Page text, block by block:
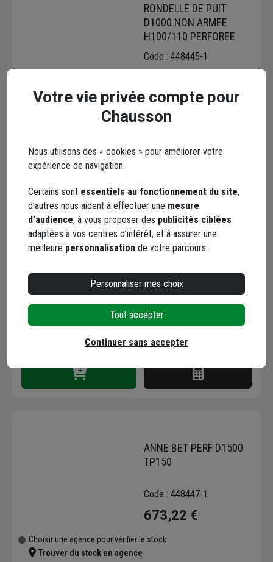
RONDELLE DE PUIT
D1000 NON ARMEE
H100/110 PERFOREE
Code : 448445-1
Choisir une agence pour vérifier le stock
Trouver du stock en agence
+ 2 modèles
ANNE BET D1500
HT1000 TME150
Code : 448438-1
700,16 €
Choisir une agence pour vérifier le stock
Livraison disponible selon stock agence
ANNE BET PERF D1500
TP150
Code : 448447-1
673,22 €
Choisir une agence pour vérifier le stock
Trouver du stock en agence
Votre vie privée compte pour
Chausson
Nous utilisons des « cookies » pour améliorer votre
expérience de navigation.
Certains sont essentiels au fonctionnement du site,
d’autres nous aident à effectuer une mesure
d’audience, à vous proposer des publicités ciblées
adaptées à vos centres d’intérêt, et à assurer une
meilleure personnalisation de votre parcours.
Personnaliser mes choix
Tout accepter
Continuer sans accepter